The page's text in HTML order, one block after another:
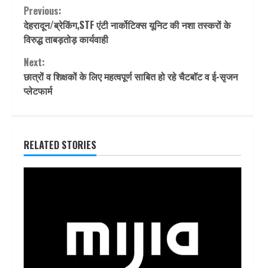
Continue
Reading
Previous:
देहरादून/ब्रेकिंग,STF एंटी नार्कोटिक्स यूनिट की नशा तस्करों के
विरुद्ध ताबड़तोड़ कार्यवाही
Next:
छात्रों व शिक्षकों के लिए महत्वपूर्ण साबित हो रहे चैटबॉट व ई-सृजन
प्लेटफार्म
RELATED STORIES